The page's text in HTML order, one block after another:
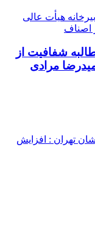
شفافیت از
مرادی
تهران : افزایش